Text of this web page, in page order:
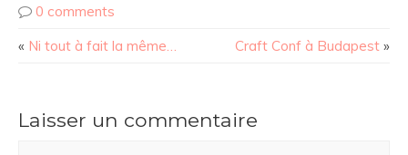
0 comments
« Ni tout à fait la même… Craft Conf à Budapest »
Laisser un commentaire